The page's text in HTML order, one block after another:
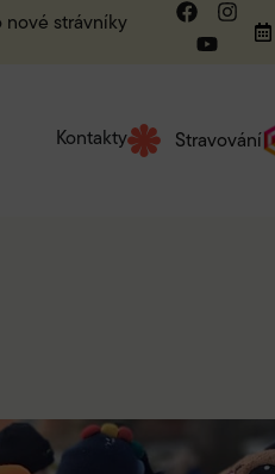
nové strávníky
Kontakty Stravování